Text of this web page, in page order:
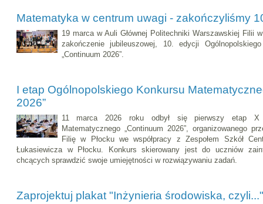
Matematyka w centrum uwagi - zakończyliśmy
19 marca w Auli Głównej Politechniki Warszawskiej Filii
zakończenie jubileuszowej, 10. edycji
„Continuum 2026”.
I etap Ogólnopolskiego Konkursu
2026”
11 marca 2026 roku odbył się pierwszy etap X
Matematycznego „Continuum 2026”, organizowanego
Filię w Płocku we współpracy z Zespołem Szkół
Łukasiewicza w Płocku. Konkurs skierowany jest do uczniów
chcących sprawdzić swoje umiejętności w rozwiązywaniu zadań.
Zaprojektuj plakat "Inżynieria środowiska, czyli..."